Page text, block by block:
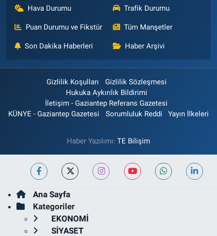
Hava Durumu Trafik Durumu
Puan Durumu ve Fikstür Tüm Manşetler
Son Dakika Haberleri Haber Arşivi
Gizlilik Koşulları
Gizlilik Sözleşmesi
Hukuka Aykırılık Bildirimi
İletişim - Gaziantep Referans Gazetesi
KÜNYE - Gaziantep Gazetesi
Sorumluluk Reddi Yayın İlkeleri
Haber Yazılımı: TE Bilişim
Ana Sayfa
Kategoriler
EKONOMİ
SİYASET